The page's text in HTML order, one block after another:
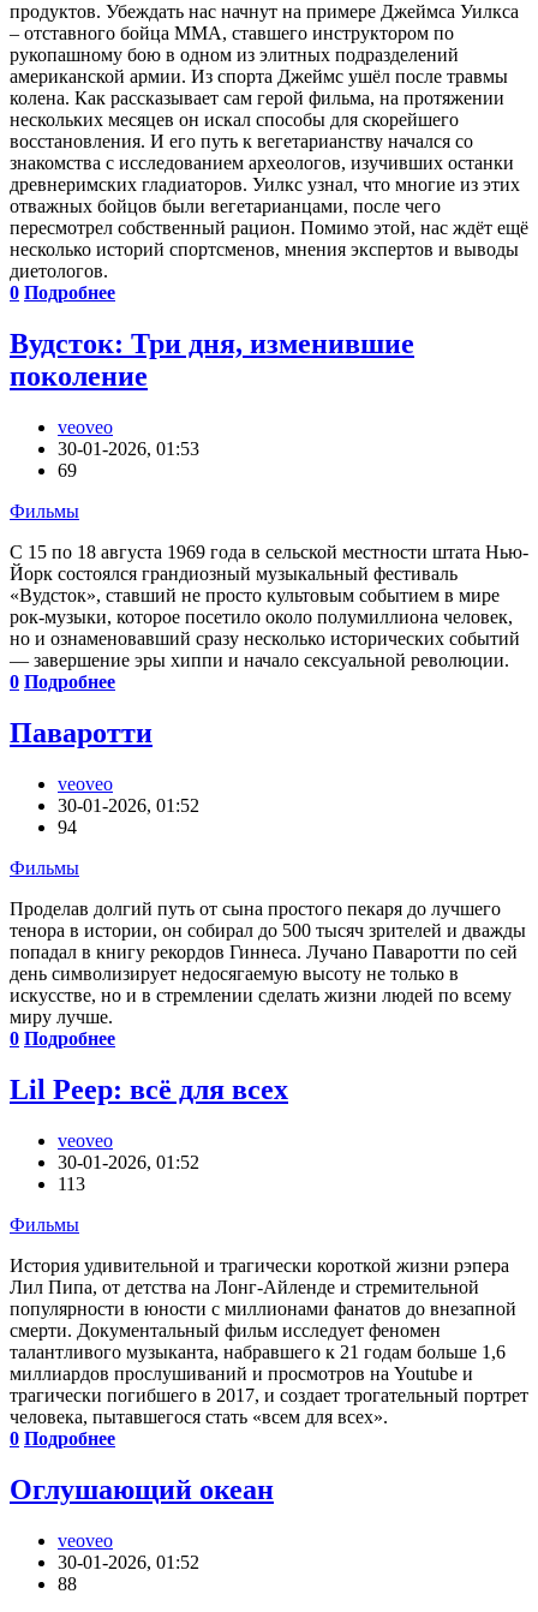
продуктов. Убеждать нас начнут на примере Джеймса Уилкса
– отставного бойца ММА, ставшего инструктором по
рукопашному бою в одном из элитных подразделений
американской армии. Из спорта Джеймс ушёл после травмы
колена. Как рассказывает сам герой фильма, на протяжении
нескольких месяцев он искал способы для скорейшего
восстановления. И его путь к вегетарианству начался со
знакомства с исследованием археологов, изучивших останки
древнеримских гладиаторов. Уилкс узнал, что многие из этих
отважных бойцов были вегетарианцами, после чего
пересмотрел собственный рацион. Помимо этой, нас ждёт ещё
несколько историй спортсменов, мнения экспертов и выводы
диетологов.
0 Подробнее
Вудсток: Три дня, изменившие
поколение
veoveo
30-01-2026, 01:53
69
Фильмы
С 15 по 18 августа 1969 года в сельской местности штата Нью-
Йорк состоялся грандиозный музыкальный фестиваль
«Вудсток», ставший не просто культовым событием в мире
рок-музыки, которое посетило около полумиллиона человек,
но и ознаменовавший сразу несколько исторических событий
— завершение эры хиппи и начало сексуальной революции.
0 Подробнее
Паваротти
veoveo
30-01-2026, 01:52
94
Фильмы
Проделав долгий путь от сына простого пекаря до лучшего
тенора в истории, он собирал до 500 тысяч зрителей и дважды
попадал в книгу рекордов Гиннеса. Лучано Паваротти по сей
день символизирует недосягаемую высоту не только в
искусстве, но и в стремлении сделать жизни людей по всему
миру лучше.
0 Подробнее
Lil Peep: всё для всех
veoveo
30-01-2026, 01:52
113
Фильмы
История удивительной и трагически короткой жизни рэпера
Лил Пипа, от детства на Лонг-Айленде и стремительной
популярности в юности с миллионами фанатов до внезапной
смерти. Документальный фильм исследует феномен
талантливого музыканта, набравшего к 21 годам больше 1,6
миллиардов прослушиваний и просмотров на Youtube и
трагически погибшего в 2017, и создает трогательный портрет
человека, пытавшегося стать «всем для всех».
0 Подробнее
Оглушающий океан
veoveo
30-01-2026, 01:52
88